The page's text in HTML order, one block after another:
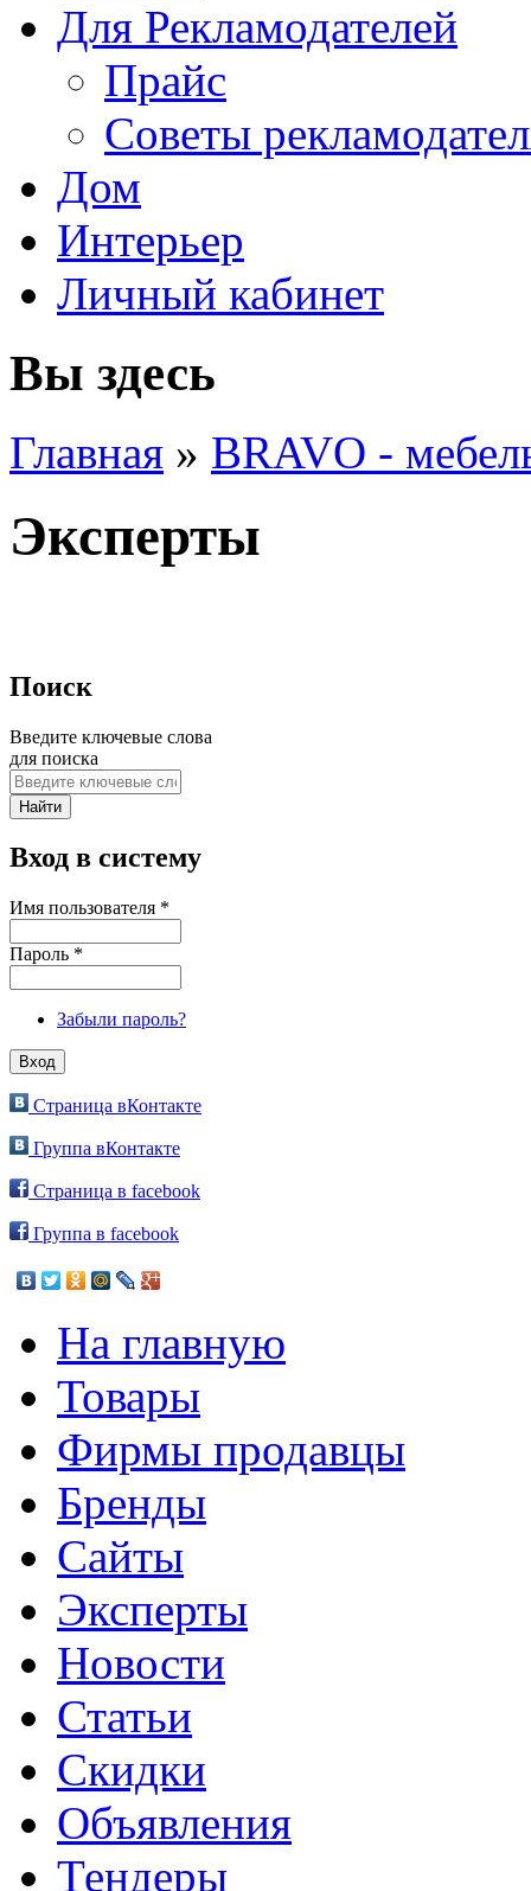
Для Рекламодателей
Прайс
Советы
Дом
Интерьер
Личный кабинет
Вы здесь
Главная » BRAVO -
Эксперты
Поиск
Введите ключевые слова
для поиска
Вход в систему
Имя пользователя *
Пароль *
Забыли пароль?
Страница вКонтакте
Группа вКонтакте
Страница в facebook
Группа в facebook
На главную
Товары
Фирмы продавцы
Бренды
Сайты
Эксперты
Новости
Статьи
Скидки
Объявления
Тендеры